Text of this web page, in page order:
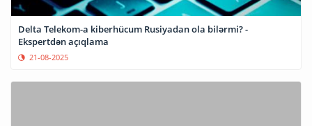
Delta Telekom-a kiberhücum Rusiyadan ola bilərmi? -
Ekspertdən açıqlama
21-08-2025